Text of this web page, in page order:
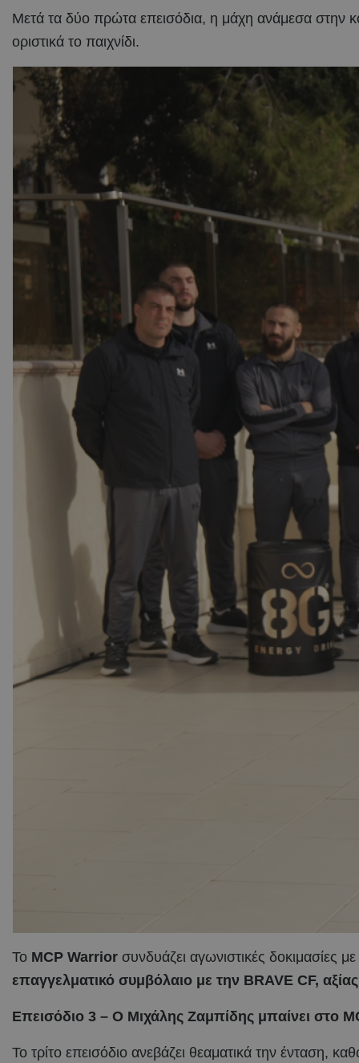
Μετά τα δύο πρώτα επεισόδια, η μάχη ανάμεσα στην
οριστικά το παιχνίδι.
Το MCP Warrior συνδυάζει αγωνιστικές δοκιμασίες με
επαγγελματικό συμβόλαιο με την BRAVE CF,
Επεισόδιο 3 – Ο Μιχάλης Ζαμπίδης μπαίνει στο
Το τρίτο επεισόδιο ανεβάζει θεαματικά την ένταση,